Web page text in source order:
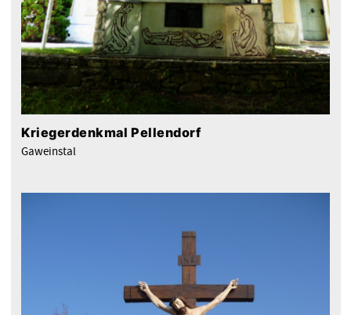
Kriegerdenkmal Pellendorf
Gaweinstal